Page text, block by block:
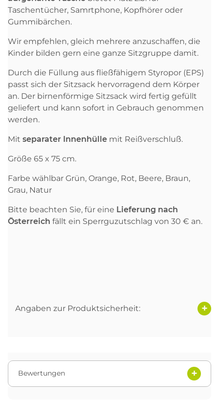
Taschentücher, Samrtphone, Kopfhörer oder
Gummibärchen.
Wir empfehlen, gleich mehrere anzuschaffen, die
Kinder bilden gern eine ganze Sitzgruppe damit.
Durch die Füllung aus fließfähigem Styropor (EPS)
passt sich der Sitzsack hervorragend dem Körper
an. Der birnenförmige Sitzsack wird fertig gefüllt
geliefert und kann sofort in Gebrauch genommen
werden.
Mit separater Innenhülle mit Reißverschluß.
Größe 65 x 75 cm.
Farbe wählbar Grün, Orange, Rot, Beere, Braun,
Grau, Natur
Bitte beachten Sie, für eine Lieferung nach
Österreich fällt ein Sperrguzutschlag von 30 € an.
Angaben zur Produktsicherheit:
Bewertungen